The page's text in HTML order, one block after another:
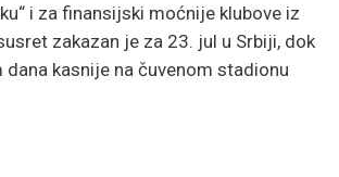
i za finansijski moćnije klubove iz
zakazan je za 23. jul u Srbiji, dok
dana kasnije na čuvenom stadionu